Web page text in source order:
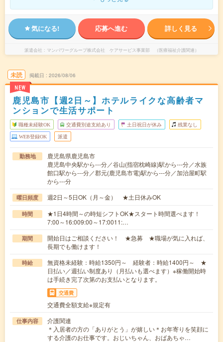
気になる! 応募へ進む 詳しく見る
派遣会社 マンパワーグループ株式会社 ケアサービス事業部 （医療福祉介護関連）
未読
NEW
掲載日 2026/08/06
鹿児島市【週2日～】ホテルライクな高齢者マ
ンションで生活サポート
職種未経験OK 交通費別途支給あり 土日祝日が休み 残業なし
WEB登録OK 派遣
勤務地
鹿児島県鹿児島市
鹿児島中央駅から---分／谷山(指宿枕崎線)駅から---分／水族
館口駅から---分／郡元(鹿児島市電)駅から---分／加治屋町駅
から---分
曜日頻度 週2日～5日OK（月～金） ★土日休みOK
時間
★1日4時間～の時短シフトOK★スタート時間選べます！
7:00～16:009:00～17:0011:…
期間
開始日はご相談ください！ ★急募 ★職場が気に入れば、
長期でも働けます！
時給
無資格未経験：時給1350円～ 経験者：時給1400円～ ★
日払い／週払い制度あり（月払いも選べます）※稼働開始時
は手続き完了次第のお支払いとなります。
交通費
交通費全額支給※規定有
仕事内容
介護関連
＊入居者の方の「ありがとう」が嬉しい＊お年寄りを笑顔に
する介護のお仕事です。おじいちゃん、おばあちゃ…